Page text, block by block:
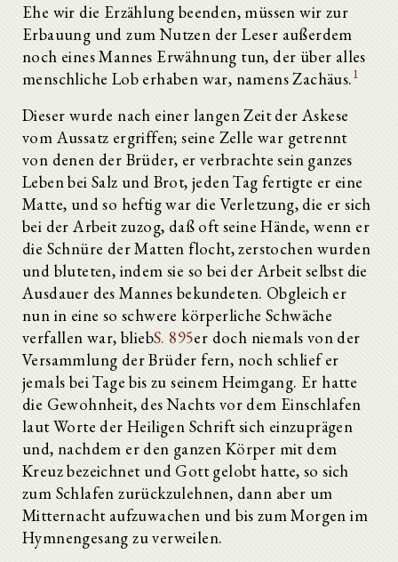
Ehe wir die Erzählung beenden, müssen wir zur
Erbauung und zum Nutzen der Leser außerdem
noch eines Mannes Erwähnung tun, der über alles
menschliche Lob erhaben war, namens Zachäus.1
Dieser wurde nach einer langen Zeit der Askese
vom Aussatz ergriffen; seine Zelle war getrennt
von denen der Brüder, er verbrachte sein ganzes
Leben bei Salz und Brot, jeden Tag fertigte er eine
Matte, und so heftig war die Verletzung, die er sich
bei der Arbeit zuzog, daß oft seine Hände, wenn er
die Schnüre der Matten flocht, zerstochen wurden
und bluteten, indem sie so bei der Arbeit selbst die
Ausdauer des Mannes bekundeten. Obgleich er
nun in eine so schwere körperliche Schwäche
verfallen war, bliebS. 895er doch niemals von der
Versammlung der Brüder fern, noch schlief er
jemals bei Tage bis zu seinem Heimgang. Er hatte
die Gewohnheit, des Nachts vor dem Einschlafen
laut Worte der Heiligen Schrift sich einzuprägen
und, nachdem er den ganzen Körper mit dem
Kreuz bezeichnet und Gott gelobt hatte, so sich
zum Schlafen zurückzulehnen, dann aber um
Mitternacht aufzuwachen und bis zum Morgen im
Hymnengesang zu verweilen.